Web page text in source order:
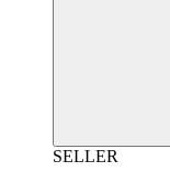
SELLER